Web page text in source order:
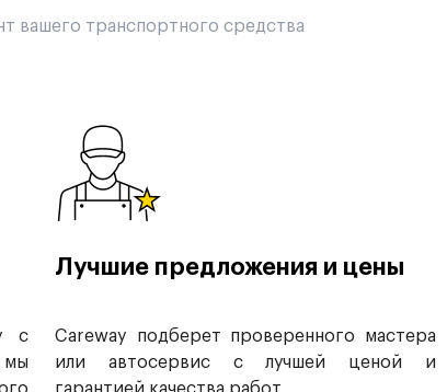
вашего транспортного средства
с
мы
Лучшие предложения и цены
Careway подберет проверенного мастера
или автосервис с лучшей ценой и